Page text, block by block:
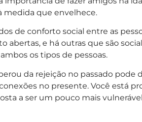
medida que envelhece.
de conforto social entre as
abertas, e há outras que são
os tipos de pessoas.
da rejeição no passado pode
no presente. Você está
a ser um pouco mais